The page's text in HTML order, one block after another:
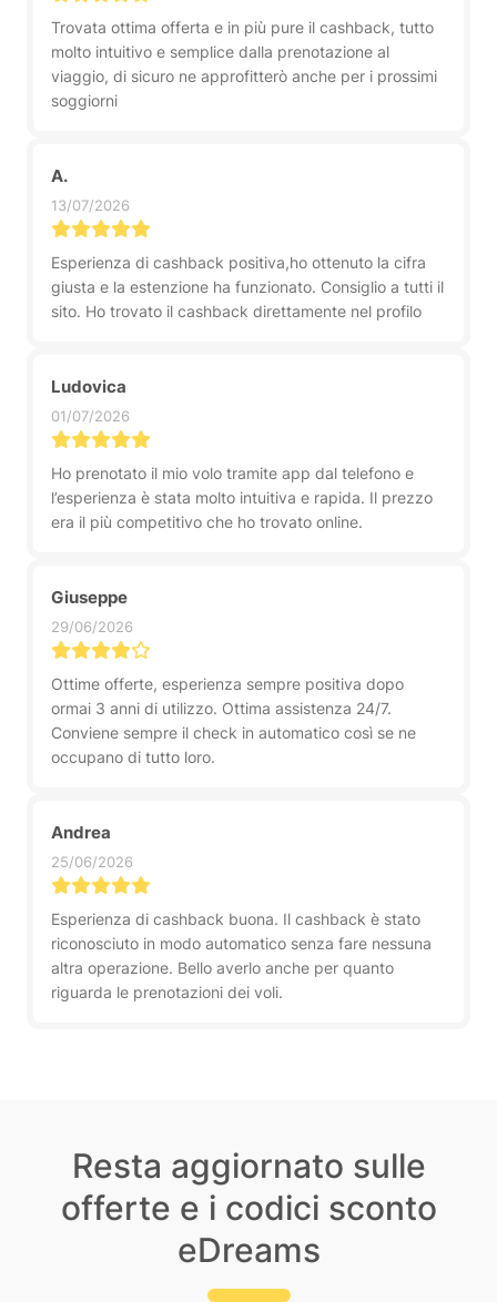
Trovata ottima offerta e in più pure il cashback, tutto
molto intuitivo e semplice dalla prenotazione al
viaggio, di sicuro ne approfitterò anche per i prossimi
soggiorni
A.
13/07/2026
Esperienza di cashback positiva,ho ottenuto la cifra
giusta e la estenzione ha funzionato. Consiglio a tutti il
sito. Ho trovato il cashback direttamente nel profilo
Ludovica
01/07/2026
Ho prenotato il mio volo tramite app dal telefono e
l’esperienza è stata molto intuitiva e rapida. Il prezzo
era il più competitivo che ho trovato online.
Giuseppe
29/06/2026
Ottime offerte, esperienza sempre positiva dopo
ormai 3 anni di utilizzo. Ottima assistenza 24/7.
Conviene sempre il check in automatico così se ne
occupano di tutto loro.
Andrea
25/06/2026
Esperienza di cashback buona. Il cashback è stato
riconosciuto in modo automatico senza fare nessuna
altra operazione. Bello averlo anche per quanto
riguarda le prenotazioni dei voli.
Resta aggiornato sulle
offerte e i codici sconto
eDreams